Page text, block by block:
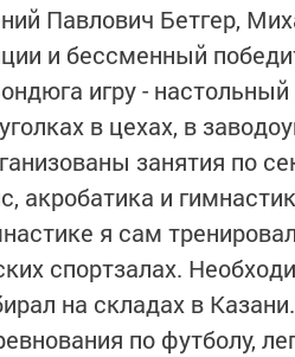
Павлович Бетгер,
и бессменный
игру -
в цехах, в
занятия по
акробатика и
я сам
спортзалах.
на складах в Казани.
по футболу,